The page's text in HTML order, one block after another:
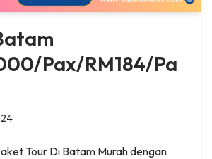
Pax/RM184/Pa
Tour Di Batam Murah dengan